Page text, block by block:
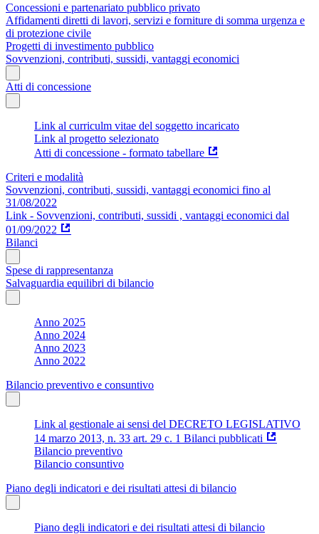
Concessioni e partenariato pubblico privato
Affidamenti diretti di lavori, servizi e forniture di somma urgenza e
di protezione civile
Progetti di investimento pubblico
Sovvenzioni, contributi, sussidi, vantaggi economici
Atti di concessione
Link al curriculm vitae del soggetto incaricato
Link al progetto selezionato
Atti di concessione - formato tabellare
Criteri e modalità
Sovvenzioni, contributi, sussidi, vantaggi economici fino al
31/08/2022
Link - Sovvenzioni, contributi, sussidi , vantaggi economici dal
01/09/2022
Bilanci
Spese di rappresentanza
Salvaguardia equilibri di bilancio
Anno 2025
Anno 2024
Anno 2023
Anno 2022
Bilancio preventivo e consuntivo
Link al gestionale ai sensi del DECRETO LEGISLATIVO
14 marzo 2013, n. 33 art. 29 c. 1 Bilanci pubblicati
Bilancio preventivo
Bilancio consuntivo
Piano degli indicatori e dei risultati attesi di bilancio
Piano degli indicatori e dei risultati attesi di bilancio